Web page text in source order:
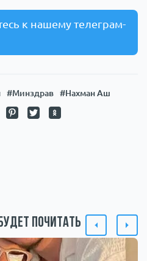
к нашему телеграм-
#Минздрав
#Нахман Аш
почитать